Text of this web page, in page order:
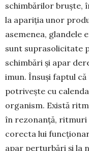
schimbărilor bruște,
la apariția unor
asemenea, glandele
sunt suprasolicitate
schimbări și apar
imun. Însuși faptul
potrivește cu
organism. Există
în rezonanță, ritmuri
corecta lui
apar perturbări și la